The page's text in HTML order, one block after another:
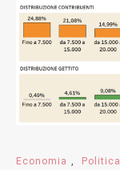
Economia , Politica